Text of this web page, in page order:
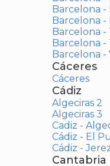
Barcelona -
Barcelona -
Barcelona -
Barcelona -
Barcelona -
Cáceres
Cáceres
Cádiz
Algeciras 2
Algeciras 3
Cadiz -
Cádiz - El
Cádiz -
Cantabria